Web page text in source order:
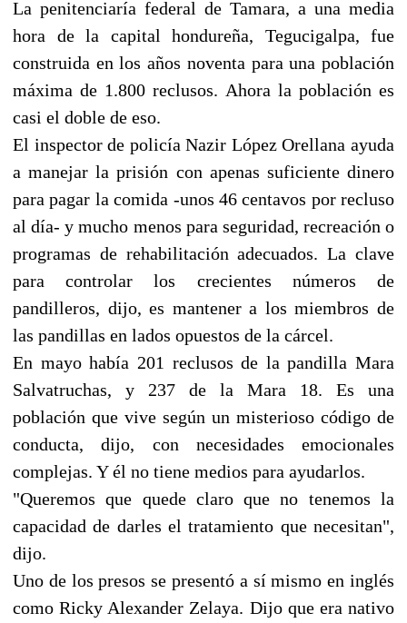
La penitenciaría federal de Tamara, a una media
hora de la capital hondureña, Tegucigalpa, fue
construida en los años noventa para una población
máxima de 1.800 reclusos. Ahora la población es
casi el doble de eso.
El inspector de policía Nazir López Orellana ayuda
a manejar la prisión con apenas suficiente dinero
para pagar la comida -unos 46 centavos por recluso
al día- y mucho menos para seguridad, recreación o
programas de rehabilitación adecuados. La clave
para controlar los crecientes números de
pandilleros, dijo, es mantener a los miembros de
las pandillas en lados opuestos de la cárcel.
En mayo había 201 reclusos de la pandilla Mara
Salvatruchas, y 237 de la Mara 18. Es una
población que vive según un misterioso código de
conducta, dijo, con necesidades emocionales
complejas. Y él no tiene medios para ayudarlos.
"Queremos que quede claro que no tenemos la
capacidad de darles el tratamiento que necesitan",
dijo.
Uno de los presos se presentó a sí mismo en inglés
como Ricky Alexander Zelaya. Dijo que era nativo